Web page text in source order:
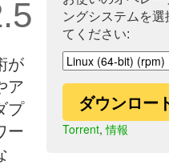
ングシステムを選
てください:
ダウンロー
Torrent,情報
が
ア
プ
ー